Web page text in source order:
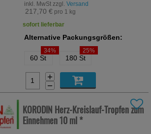
inkl. MwSt zzgl.Versand
217,70 € pro 1 kg
sofort lieferbar
Alternative Packungsgrößen:
60 St
34%
180 St
25%
+
−
KORODIN Herz-Kreislauf-Tropfen zum
Einnehmen10 ml*